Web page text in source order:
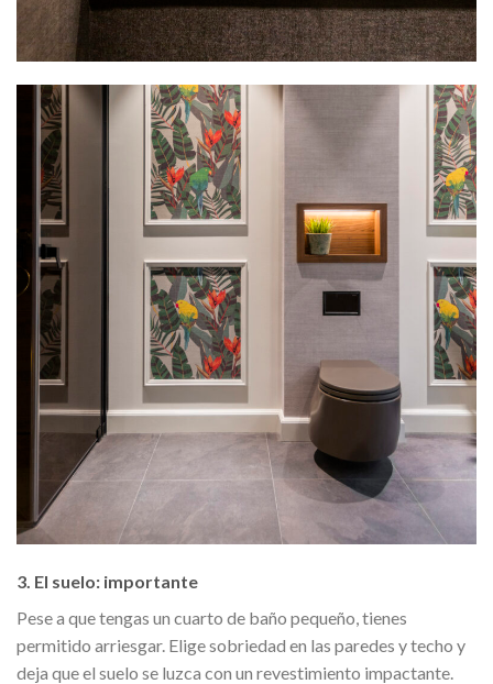
3. El suelo: importante
Pese a que tengas un cuarto de baño pequeño, tienes
permitido arriesgar. Elige sobriedad en las paredes y techo y
deja que el suelo se luzca con un revestimiento impactante.